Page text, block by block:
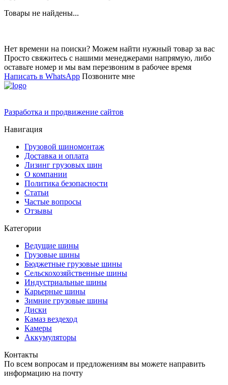
Товары не найдены...
Нет времени на поиски? Можем найти нужный товар за вас
Просто свяжитесь с нашими менеджерами напрямую, либо
оставьте номер и мы вам перезвоним в рабочее время
Написать в WhatsApp Позвоните мне
Разработка и продвижение сайтов
Навигация
Грузовой шиномонтаж
Доставка и оплата
Лизинг грузовых шин
О компании
Политика безопасности
Статьи
Частые вопросы
Отзывы
Категории
Ведущие шины
Грузовые шины
Бюджетные грузовые шины
Сельскохозяйственные шины
Индустриальные шины
Карьерные шины
Зимние грузовые шины
Диски
Камаз вездеход
Камеры
Аккумуляторы
Контакты
По всем вопросам и предложениям вы можете направить
информацию на почту